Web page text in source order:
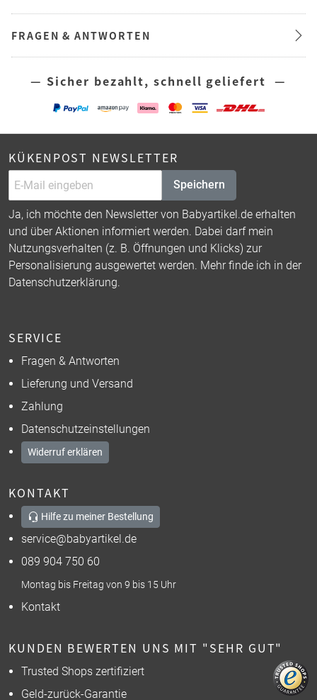
FRAGEN & ANTWORTEN
— Sicher bezahlt, schnell geliefert —
KÜKENPOST NEWSLETTER
Speichern
Ja, ich möchte den Newsletter von Babyartikel.de erhalten
und über Aktionen informiert werden. Dabei darf mein
Nutzungsverhalten (z. B. Öffnungen und Klicks) zur
Personalisierung ausgewertet werden. Mehr finde ich in der
Datenschutzerklärung.
SERVICE
Fragen & Antworten
Lieferung und Versand
Zahlung
Datenschutzeinstellungen
Widerruf erklären
KONTAKT
Hilfe zu meiner Bestellung
service@babyartikel.de
089 904 750 60
Montag bis Freitag von 9 bis 15 Uhr
Kontakt
KUNDEN BEWERTEN UNS MIT "SEHR GUT"
Trusted Shops zertifiziert
Geld-zurück-Garantie